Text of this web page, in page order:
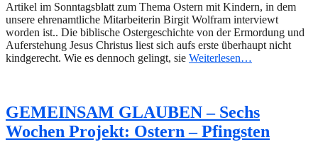
Artikel im Sonntagsblatt zum Thema Ostern mit Kindern, in dem
unsere ehrenamtliche Mitarbeiterin Birgit Wolfram interviewt
worden ist.. Die biblische Ostergeschichte von der Ermordung und
Auferstehung Jesus Christus liest sich aufs erste überhaupt nicht
kindgerecht. Wie es dennoch gelingt, sie Weiterlesen…
GEMEINSAM GLAUBEN – Sechs
Wochen Projekt: Ostern – Pfingsten